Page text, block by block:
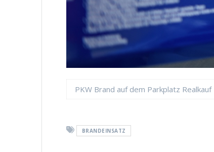
PKW Brand auf dem Parkplatz Realkauf
BRANDEINSATZ